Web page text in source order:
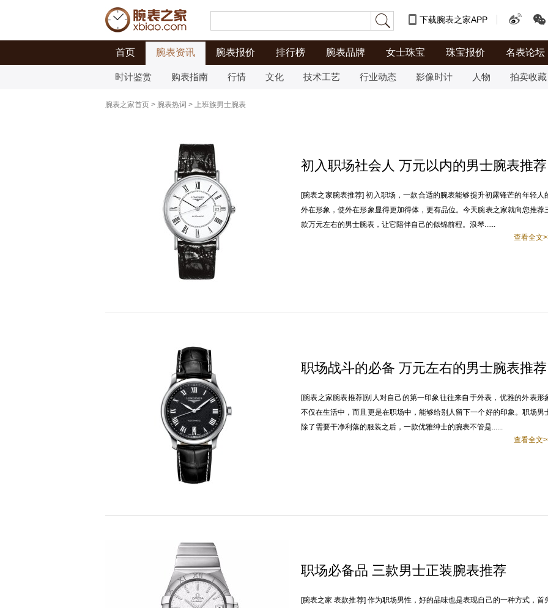
下载腕表之家APP
首页 腕表资讯 腕表报价 排行榜 腕表品牌 女士珠宝 珠宝报价 名表论坛
时计鉴赏 购表指南 行情 文化 技术工艺 行业动态 影像时计 人物 拍卖收藏
腕表之家首页 > 腕表热词 > 上班族男士腕表
初入职场社会人 万元以内的男士腕表推荐
[腕表之家腕表推荐] 初入职场，一款合适的腕表能够提升初露锋芒的年轻人
外在形象，使外在形象显得更加得体，更有品位。今天腕表之家就向您推荐
款万元左右的男士腕表，让它陪伴自己的似锦前程。浪琴......
查看全文
职场战斗的必备 万元左右的男士腕表推荐
[腕表之家腕表推荐]别人对自己的第一印象往往来自于外表，优雅的外表形
不仅在生活中，而且更是在职场中，能够给别人留下一个好的印象。职场男
除了需要干净利落的服装之后，一款优雅绅士的腕表不管是......
查看全文
职场必备品 三款男士正装腕表推荐
[腕表之家 表款推荐] 作为职场男性，好的品味也是表现自己的一种方式，首